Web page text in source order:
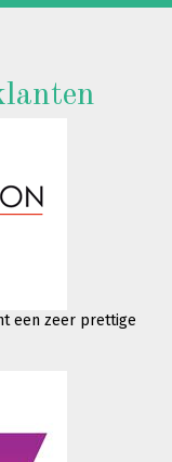
een zeer prettige